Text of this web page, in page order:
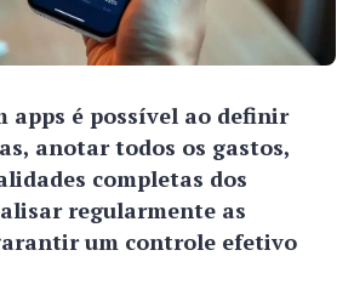
apps é possível ao definir
anotar todos os gastos,
completas dos
regularmente as
um controle efetivo